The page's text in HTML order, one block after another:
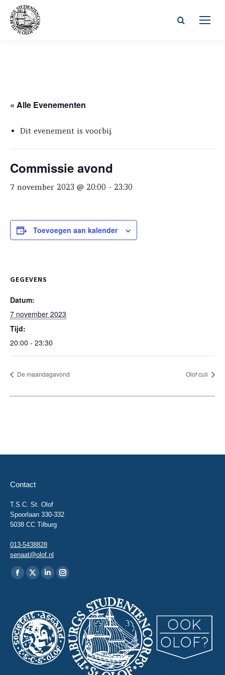
Zoeken:
« Alle Evenementen
Dit evenement is voorbij.
Commissie avond
7 november 2023 @ 20:00 - 23:30
Toevoegen aan kalender
GEGEVENS
Datum:
7 november 2023
Tijd:
20:00 - 23:30
De maandagavond Olof culi
Contact
T.S.C. St. Olof
Spoorlaan 330-332
5038 CC Tilburg
013-5438828
senaat@olof.nl
Vind ons op:
Facebook
in
new
window
X
in
new
window
Linkedin
in
new
window
Instagram
new
window